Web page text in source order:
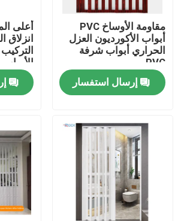
اتصل بنا
اطلب اقتباس
شريط فاصل الحافة الدافئة
بار بوتيل فاصل
نوافذ الجورجية بار
مقاومة الأوساخ PVC
أبواب الأكورديون العزل
الحراري أبواب شرفة
PVC
إرسال استفسار
انزلاق
الأبواب